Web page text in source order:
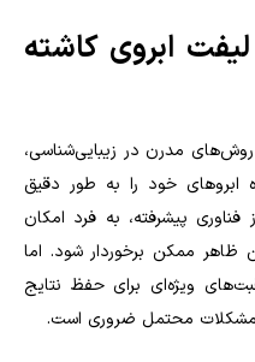
ابروی کاشته
مدرن در زیبایی‌شناسی،
خود را به طور دقیق
پیشرفته، به فرد امکان
ظاهر ممکن برخوردار شود. اما
ویژه‌ای برای حفظ نتایج
مشکلات محتمل ضروری است.